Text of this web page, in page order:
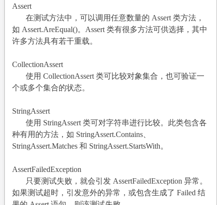
Assert
在测试方法中，可以调用任意数量的 Assert 类方法，
如 Assert.AreEqual()。Assert 类有很多方法可供选择，其中
许多方法具有若干重载。
CollectionAssert
使用 CollectionAssert 类可比较对象集合，也可验证一
个或多个集合的状态。
StringAssert
使用 StringAssert 类可对字符串进行比较。此类包含各
种有用的方法，如 StringAssert.Contains、
StringAssert.Matches 和 StringAssert.StartsWith。
AssertFailedException
只要测试失败，就会引发 AssertFailedException 异常。
如果测试超时，引发意外的异常，或包含生成了 Failed 结